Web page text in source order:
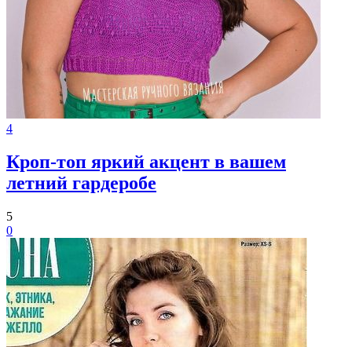
4
Кроп-топ яркий акцент в вашем
летний гардеробе
5
0